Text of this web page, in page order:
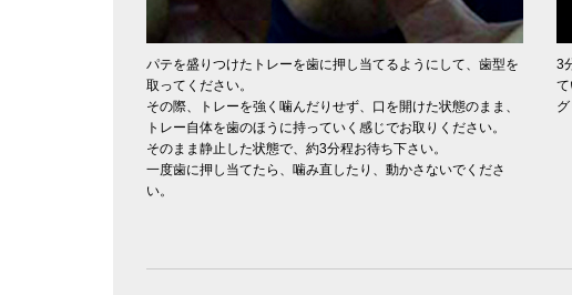
パテを盛りつけたトレーを歯に押し当てるようにして、歯型を
取ってください。
その際、トレーを強く噛んだりせず、口を開けた状態のまま、
トレー自体を歯のほうに持っていく感じでお取りください。
そのまま静止した状態で、約3分程お待ち下さい。
一度歯に押し当てたら、噛み直したり、動かさないでくださ
い。
3
て